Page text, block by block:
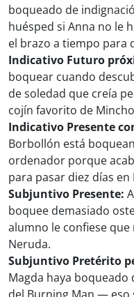
boqueado de
huésped si Anna no le
el brazo a tiempo para
Indicativo Futuro
boquear cuando
de soledad que creía
cojín favorito de
Indicativo Presente
Borbollón está
ordenador porque
para pasar diez días
Subjuntivo Presente:
boquee demasiado
alumno le confiese
Neruda.
Subjuntivo Pretérito
Magda haya boqueado